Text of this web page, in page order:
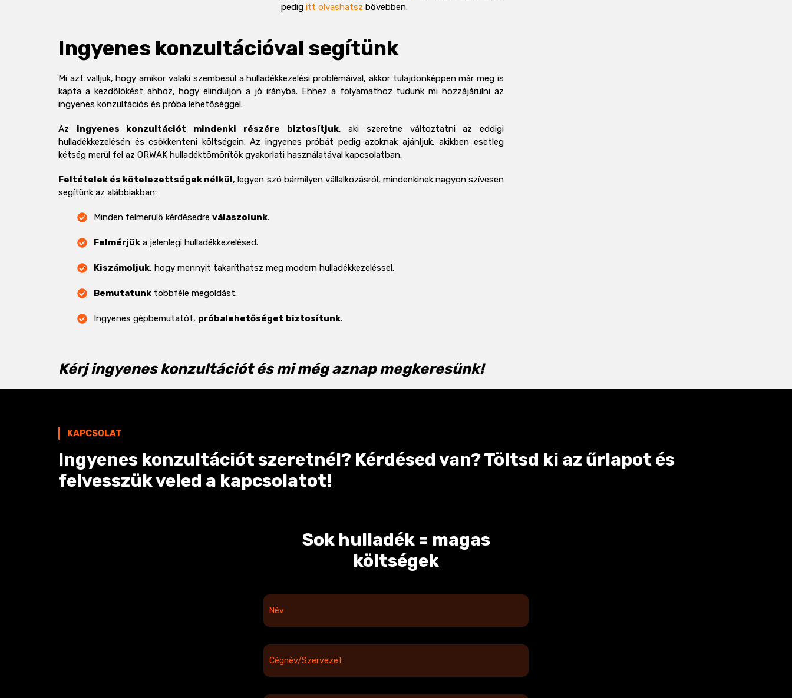
pedig itt olvashatsz bővebben.
Ingyenes konzultációval segítünk
Mi azt valljuk, hogy amikor valaki szembesül a hulladékkezelési problémáival, akkor tulajdonképpen már meg is
kapta a kezdőlökést ahhoz, hogy elinduljon a jó irányba. Ehhez a folyamathoz tudunk mi hozzájárulni az
ingyenes konzultációs és próba lehetőséggel.
Az ingyenes konzultációt mindenki részére biztosítjuk, aki szeretne változtatni az eddigi
hulladékkezelésén és csökkenteni költségein. Az ingyenes próbát pedig azoknak ajánljuk, akikben esetleg
kétség merül fel az ORWAK hulladéktömörítők gyakorlati használatával kapcsolatban.
Feltételek és kötelezettségek nélkül, legyen szó bármilyen vállalkozásról, mindenkinek nagyon szívesen
segítünk az alábbiakban:
Minden felmerülő kérdésedre válaszolunk.
Felmérjük a jelenlegi hulladékkezelésed.
Kiszámoljuk, hogy mennyit takaríthatsz meg modern hulladékkezeléssel.
Bemutatunk többféle megoldást.
Ingyenes gépbemutatót, próbalehetőséget biztosítunk.
Kérj ingyenes konzultációt és mi még aznap megkeresünk!
KAPCSOLAT
Ingyenes konzultációt szeretnél? Kérdésed van? Töltsd ki az űrlapot és
felvesszük veled a kapcsolatot!
Sok hulladék = magas
költségek
N
v
C
g
é